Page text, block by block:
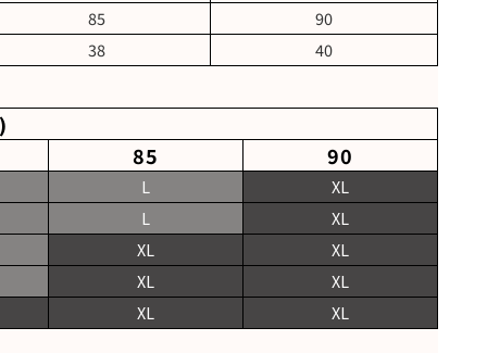
85
90
38
40
85
90
L
XL
L
XL
XL
XL
XL
XL
XL
XL